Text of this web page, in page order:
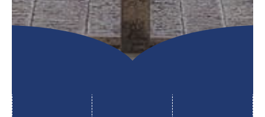
グ
ル
グ
ル
グ
ル